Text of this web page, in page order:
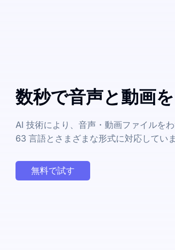
数秒で音声と動画
AI 技術により、音声・動画ファイルを
63 言語とさまざまな形式に対応していま
無料で試す